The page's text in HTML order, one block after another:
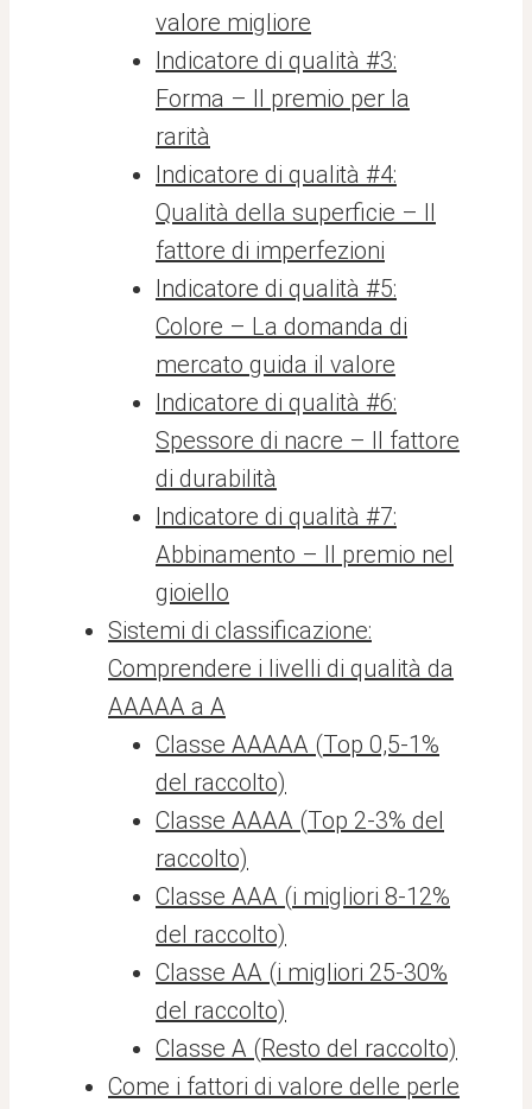
valore migliore
Indicatore di qualità #3:
Forma – Il premio per la
rarità
Indicatore di qualità #4:
Qualità della superficie – Il
fattore di imperfezioni
Indicatore di qualità #5:
Colore – La domanda di
mercato guida il valore
Indicatore di qualità #6:
Spessore di nacre – Il fattore
di durabilità
Indicatore di qualità #7:
Abbinamento – Il premio nel
gioiello
Sistemi di classificazione:
Comprendere i livelli di qualità da
AAAAA a A
Classe AAAAA (Top 0,5-1%
del raccolto)
Classe AAAA (Top 2-3% del
raccolto)
Classe AAA (i migliori 8-12%
del raccolto)
Classe AA (i migliori 25-30%
del raccolto)
Classe A (Resto del raccolto)
Come i fattori di valore delle perle